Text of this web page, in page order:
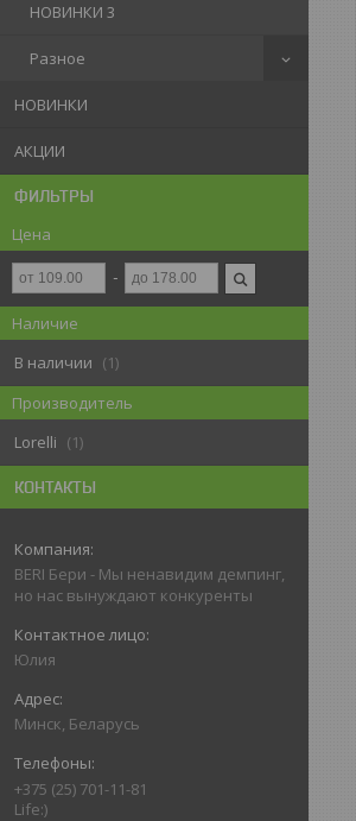
НОВИНКИ 3
Разное
НОВИНКИ
АКЦИИ
ФИЛЬТРЫ
Цена
Наличие
В наличии
1
Производитель
Lorelli
1
КОНТАКТЫ
BERI Бери - Мы ненавидим демпинг,
но нас вынуждают конкуренты
Юлия
Минск, Беларусь
+375 (25) 701-11-81
Life:)